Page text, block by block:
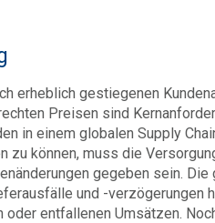
erheblich gestiegenen
Preisen sind
in einem globalen Supply
zu können, muss die
gegeben sein.
und -verzögerungen
entfallenen Umsätzen.